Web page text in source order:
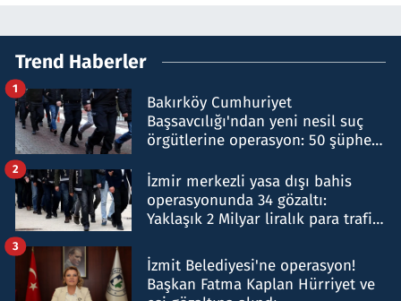
Trend Haberler
Bakırköy Cumhuriyet
Başsavcılığı'ndan yeni nesil suç
örgütlerine operasyon: 50 şüpheli
1
İzmir merkezli yasa dışı bahis
operasyonunda 34 gözaltı:
Yaklaşık 2 Milyar liralık para trafiği
2
İzmit Belediyesi'ne operasyon!
Başkan Fatma Kaplan Hürriyet ve
3